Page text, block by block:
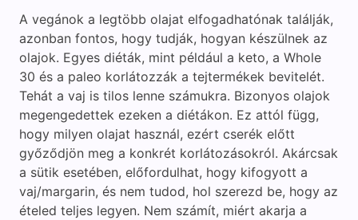
A vegánok a legtöbb olajat elfogadhatónak találják,
azonban fontos, hogy tudják, hogyan készülnek az
olajok. Egyes diéták, mint például a keto, a Whole
30 és a paleo korlátozzák a tejtermékek bevitelét.
Tehát a vaj is tilos lenne számukra. Bizonyos olajok
megengedettek ezeken a diétákon. Ez attól függ,
hogy milyen olajat használ, ezért cserék előtt
győződjön meg a konkrét korlátozásokról. Akárcsak
a sütik esetében, előfordulhat, hogy kifogyott a
vaj/margarin, és nem tudod, hol szerezd be, hogy az
ételed teljes legyen. Nem számít, miért akarja a